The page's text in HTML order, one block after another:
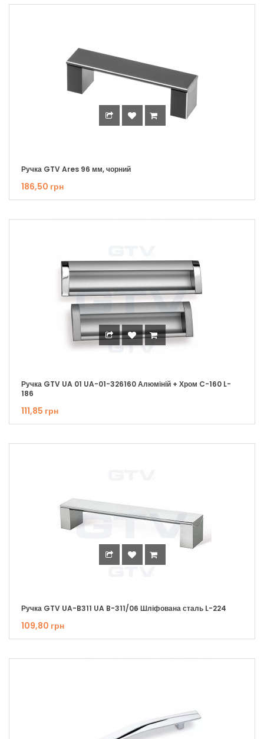
Ручка GTV Ares 96 мм, чорний
186,50 грн
Ручка GTV UA 01 UA-01-326160 Алюміній + Хром C-160 L-
186
111,85 грн
Ручка GTV UA-B311 UA B-311/06 Шліфована сталь L-224
109,80 грн